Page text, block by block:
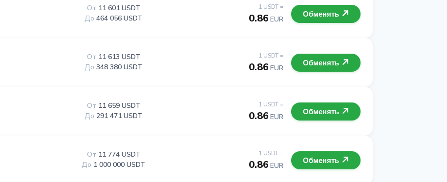
1 USDT =
0.86 EUR
От 11 601 USDT
До 464 056 USDT Обменять
1 USDT =
0.86 EUR
От 11 613 USDT
До 348 380 USDT Обменять
1 USDT =
0.86 EUR
От 11 659 USDT
До 291 471 USDT Обменять
1 USDT =
0.86 EUR
От 11 774 USDT
До 1 000 000 USDT Обменять